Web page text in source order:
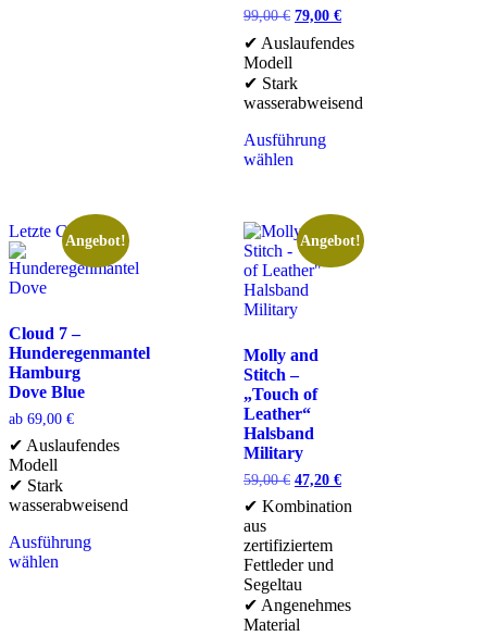
99,00€ 79,00 €
✔ Auslaufendes
Modell
✔ Stark
wasserabweisend
Ausführung
wählen
Letzte Chance
Angebot!
Cloud 7 –
Hunderegenmantel
Hamburg
Dove Blue
ab 69,00 €
✔ Auslaufendes
Modell
✔ Stark
wasserabweisend
Ausführung
wählen
Angebot!
Molly and
Stitch –
„Touch of
Leather“
Halsband
Military
59,00€ 47,20 €
✔ Kombination
aus
zertifiziertem
Fettleder und
Segeltau
✔ Angenehmes
Material